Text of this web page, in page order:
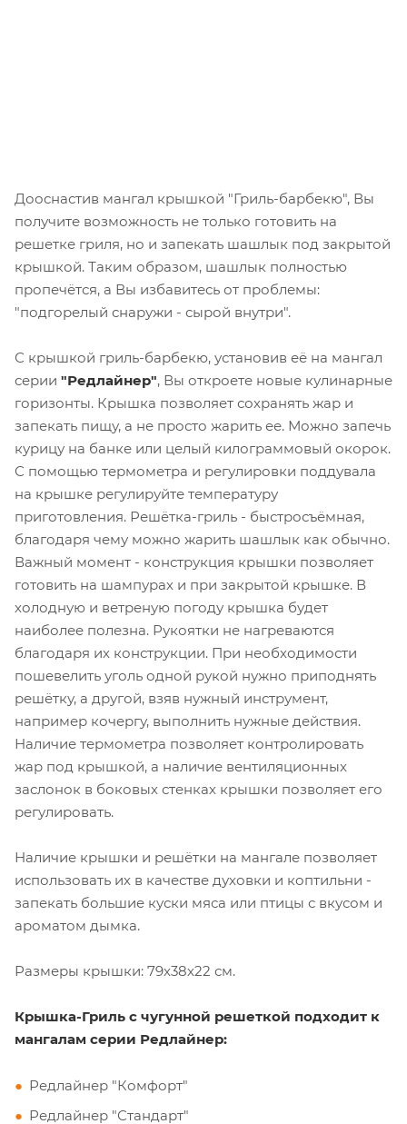
Дооснастив мангал крышкой "Гриль-барбекю", Вы
получите возможность не только готовить на
решетке гриля, но и запекать шашлык под закрытой
крышкой. Таким образом, шашлык полностью
пропечётся, а Вы избавитесь от проблемы:
"подгорелый снаружи - сырой внутри".
С крышкой гриль-барбекю, установив её на мангал
серии "Редлайнер", Вы откроете новые кулинарные
горизонты. Крышка позволяет сохранять жар и
запекать пищу, а не просто жарить ее. Можно запечь
курицу на банке или целый килограммовый окорок.
С помощью термометра и регулировки поддувала
на крышке регулируйте температуру
приготовления. Решётка-гриль - быстросъёмная,
благодаря чему можно жарить шашлык как обычно.
Важный момент - конструкция крышки позволяет
готовить на шампурах и при закрытой крышке. В
холодную и ветреную погоду крышка будет
наиболее полезна. Рукоятки не нагреваются
благодаря их конструкции. При необходимости
пошевелить уголь одной рукой нужно приподнять
решётку, а другой, взяв нужный инструмент,
например кочергу, выполнить нужные действия.
Наличие термометра позволяет контролировать
жар под крышкой, а наличие вентиляционных
заслонок в боковых стенках крышки позволяет его
регулировать.
Наличие крышки и решётки на мангале позволяет
использовать их в качестве духовки и коптильни -
запекать большие куски мяса или птицы с вкусом и
ароматом дымка.
Размеры крышки: 79х38х22 см.
Крышка-Гриль с чугунной решеткой подходит к
мангалам серии Редлайнер:
Редлайнер "Комфорт"
Редлайнер "Стандарт"